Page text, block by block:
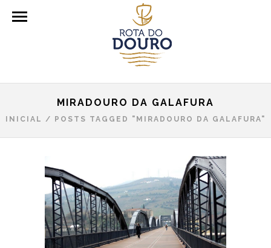
MIRADOURO DA GALAFURA
INICIAL / POSTS TAGGED "MIRADOURO DA GALAFURA"